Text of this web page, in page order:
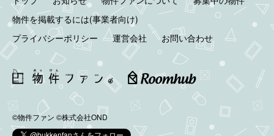
物件を掲載するには(事業者向け)
プライバシーポリシー
運営会社 お問い合わせ
©物件ファン ©株式会社OND